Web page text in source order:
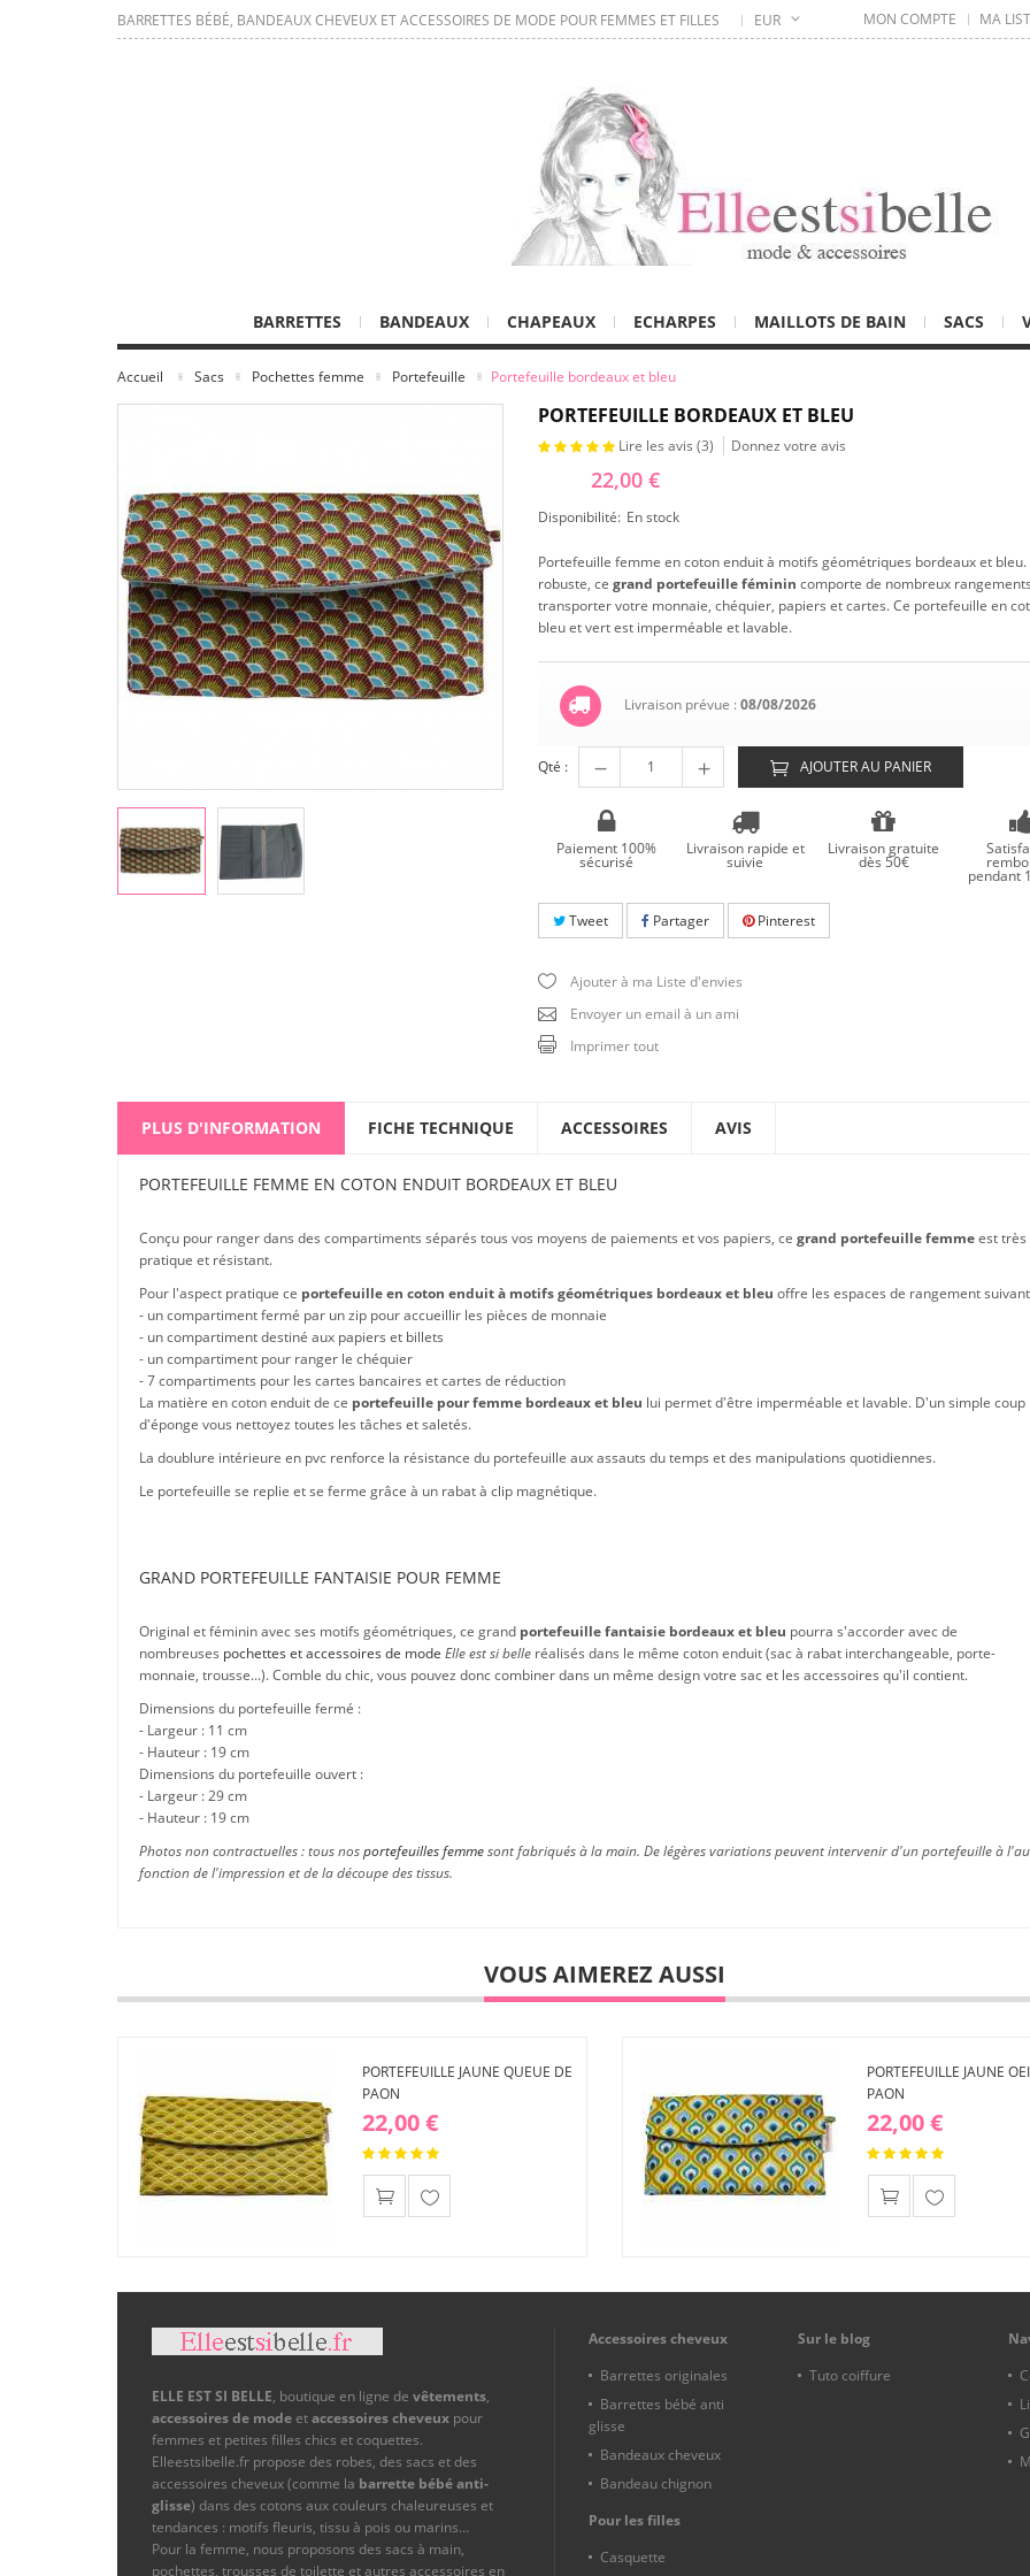
BARRETTES BÉBÉ, BANDEAUX CHEVEUX ET ACCESSOIRES DE MODE POUR FEMMES ET FILLES EUR MON COMPTE MA
BARRETTES BANDEAUX CHAPEAUX ECHARPES MAILLOTS DE BAIN SACS
Accueil Sacs Pochettes femme Portefeuille Portefeuille bordeaux et bleu
PORTEFEUILLE BORDEAUX ET BLEU
Lire les avis (3) Donnez votre avis
22,00 €
Disponibilité: En stock
Portefeuille femme en coton enduit à motifs géométriques bordeaux et bleu.
robuste, ce grand portefeuille féminin comporte de nombreux
transporter votre monnaie, chéquier, papiers et cartes. Ce portefeuille en
bleu et vert est imperméable et lavable.
Livraison prévue :08/08/2026
Qté : AJOUTER AU PANIER
Paiement 100%
sécurisé
Livraison rapide et
suivie
Livraison gratuite
dès 50€
pendant
Tweet Partager Pinterest
Ajouter à ma Liste d'envies
Envoyer un email à un ami
Imprimer tout
PLUS D'INFORMATION FICHE TECHNIQUE ACCESSOIRES AVIS
PORTEFEUILLE FEMME EN COTON ENDUIT BORDEAUX ET BLEU
Conçu pour ranger dans des compartiments séparés tous vos moyens de paiements et vos papiers, ce grand portefeuille femmeest très
pratique et résistant.
Pour l'aspect pratique ce portefeuille en coton enduit à motifs géométriques bordeaux et bleu offre les espaces de rangement
- un compartiment fermé par un zip pour accueillir les pièces de monnaie
- un compartiment destiné aux papiers et billets
- un compartiment pour ranger le chéquier
- 7 compartiments pour les cartes bancaires et cartes de réduction
La matière en coton enduit de ce portefeuille pour femme bordeaux et bleu lui permet d'être imperméable et lavable. D'un simple coup
d'éponge vous nettoyez toutes les tâches et saletés.
La doublure intérieure en pvc renforce la résistance du portefeuille aux assauts du temps et des manipulations quotidiennes.
Le portefeuille se replie et se ferme grâce à un rabat à clip magnétique.
GRAND PORTEFEUILLE FANTAISIE POUR FEMME
Original et féminin avec ses motifs géométriques, ce grand portefeuille fantaisie bordeaux et bleu pourra s'accorder avec de
nombreuses pochettes et accessoires de mode Elle est si belle réalisés dans le même coton enduit (sac à rabat interchangeable, porte-
monnaie, trousse...). Comble du chic, vous pouvez donc combiner dans un même design votre sac et les accessoires qu'il contient.
Dimensions du portefeuille fermé :
- Largeur : 11 cm
- Hauteur : 19 cm
Dimensions du portefeuille ouvert :
- Largeur : 29 cm
- Hauteur : 19 cm
Photos non contractuelles : tous nosportefeuilles femmesont fabriqués à la main. De légères variations peuvent intervenir d'un portefeuille à
fonction de l'impression et de la découpe des tissus.
VOUS AIMEREZ AUSSI
PORTEFEUILLE JAUNE QUEUE DE
PAON
22,00 €
d'envies
PORTEFEUILLE JAUNE
PAON
22,00 €
d'envies
ELLE EST SI BELLE, boutique en ligne de vêtements,
accessoires de mode etaccessoires cheveux pour
femmes et petites filles chics et coquettes.
Elleestsibelle.fr propose des robes, des sacs et des
accessoires cheveux (comme la barrette bébé anti-
glisse) dans des cotons aux couleurs chaleureuses et
tendances : motifs fleuris, tissu à pois ou marins…
Pour la femme, nous proposons des sacs à main,
pochettes, trousses de toilette et autres accessoires en
Accessoires cheveux
Barrettes originales
Barrettes bébé anti
glisse
Bandeaux cheveux
Bandeau chignon
Pour les filles
Casquette
Sur le blog
Tuto coiffure